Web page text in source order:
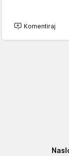
Komentiraj